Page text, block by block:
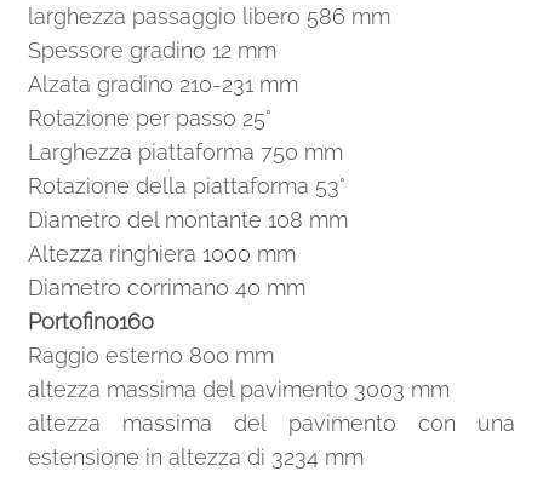
larghezza passaggio libero 586 mm
Spessore gradino 12 mm
Alzata gradino 210-231 mm
Rotazione per passo 25°
Larghezza piattaforma 750 mm
Rotazione della piattaforma 53°
Diametro del montante 108 mm
Altezza ringhiera 1000 mm
Diametro corrimano 40 mm
Portofino160
Raggio esterno 800 mm
altezza massima del pavimento 3003 mm
altezza massima del pavimento con una
estensione in altezza di 3234 mm